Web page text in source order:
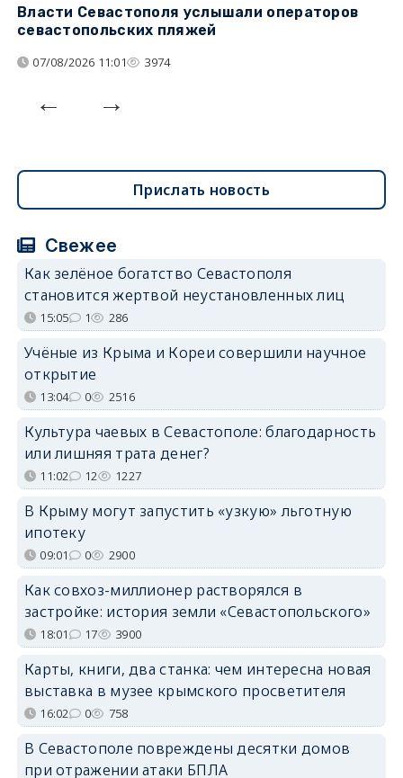
Власти Севастополя услышали операторов
севастопольских пляжей
07/08/2026 11:01 3974
Прислать новость
Свежее
Как зелёное богатство Севастополя
становится жертвой неустановленных лиц
15:05 1 286
Учёные из Крыма и Кореи совершили научное
открытие
13:04 0 2516
Культура чаевых в Севастополе: благодарность
или лишняя трата денег?
11:02 12 1227
В Крыму могут запустить «узкую» льготную
ипотеку
09:01 0 2900
Как совхоз-миллионер растворялся в
застройке: история земли «Севастопольского»
18:01 17 3900
Карты, книги, два станка: чем интересна новая
выставка в музее крымского просветителя
16:02 0 758
В Севастополе повреждены десятки домов
при отражении атаки БПЛА